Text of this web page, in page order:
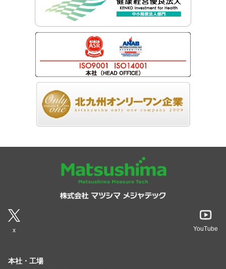
x YouTube
本社・工場